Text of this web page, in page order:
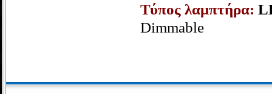
Τύπος λαμπτήρα:
Dimmable